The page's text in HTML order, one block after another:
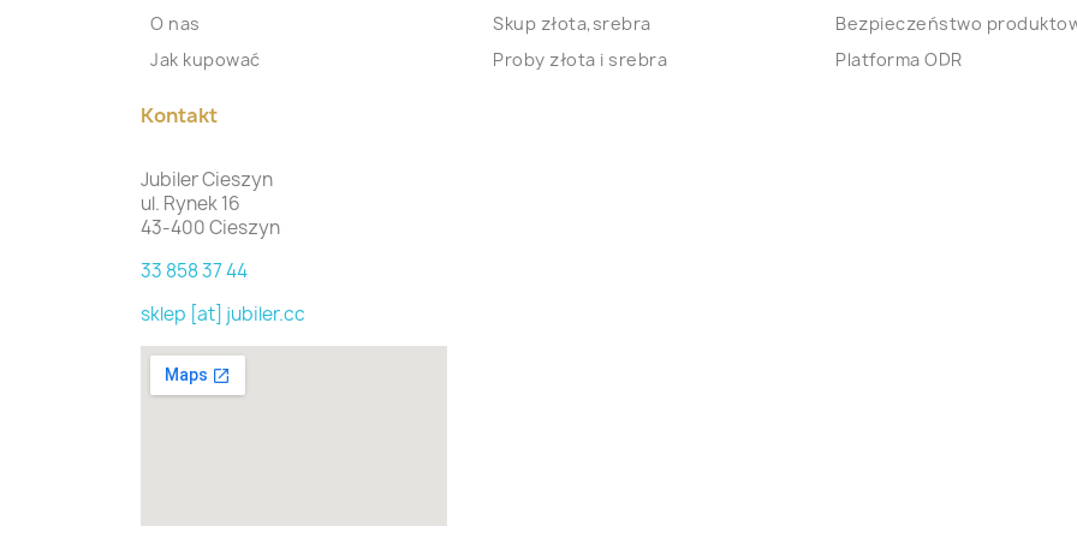
O nas
Jak kupować
Skup złota,srebra
Proby złota i srebra
Bezpieczeństwo
Platforma ODR
Kontakt
Jubiler Cieszyn
ul. Rynek 16
43-400 Cieszyn
33 858 37 44
sklep [at] jubiler.cc